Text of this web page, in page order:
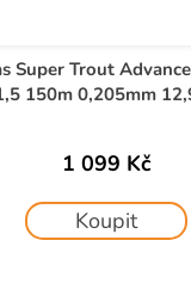
Super Trout
150m 0,205mm
1 099 Kč
Koupit